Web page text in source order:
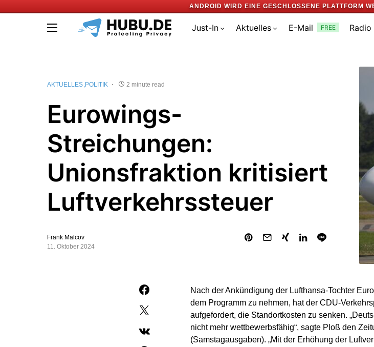
ANDROID WIRD EINE GESCHLOSSENE PLATTFORM
Just-In Aktuelles E-Mail FREE Radio
AKTUELLES POLITIK 2 minute read
Eurowings-
Streichungen:
Unionsfraktion kritisiert
Luftverkehrssteuer
Frank Malcov
11. Oktober 2024
Nach der Ankündigung der Lufthansa-Tochter
dem Programm zu nehmen, hat der CDU-
aufgefordert, die Standortkosten zu senken.
nicht mehr wettbewerbsfähig“, sagte Ploß den
(Samstagausgaben). „Mit der Erhöhung der